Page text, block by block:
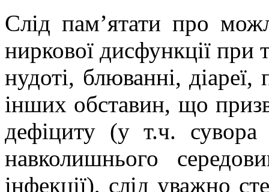
Слід пам’ятати про
ниркової дисфункції при
нудоті, блюванні, діареї,
інших обставин, що
дефіциту (у т.ч. сувора
навколишнього
інфекції), слід уважно